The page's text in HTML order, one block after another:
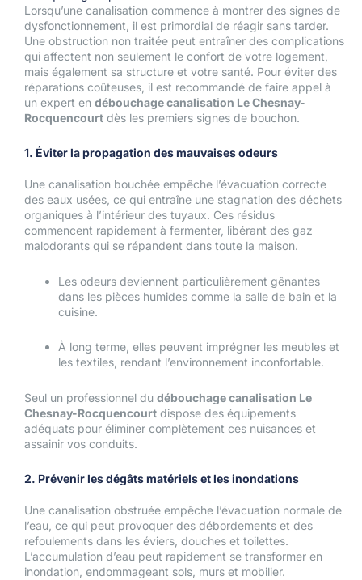
Lorsqu’une canalisation commence à montrer des signes de
dysfonctionnement, il est primordial de réagir sans tarder.
Une obstruction non traitée peut entraîner des complications
qui affectent non seulement le confort de votre logement,
mais également sa structure et votre santé. Pour éviter des
réparations coûteuses, il est recommandé de faire appel à
un expert en débouchage canalisation Le Chesnay-
Rocquencourt dès les premiers signes de bouchon.
1. Éviter la propagation des mauvaises odeurs
Une canalisation bouchée empêche l’évacuation correcte
des eaux usées, ce qui entraîne une stagnation des déchets
organiques à l’intérieur des tuyaux. Ces résidus
commencent rapidement à fermenter, libérant des gaz
malodorants qui se répandent dans toute la maison.
Les odeurs deviennent particulièrement gênantes
dans les pièces humides comme la salle de bain et la
cuisine.
À long terme, elles peuvent imprégner les meubles et
les textiles, rendant l’environnement inconfortable.
Seul un professionnel du débouchage canalisation Le
Chesnay-Rocquencourt dispose des équipements
adéquats pour éliminer complètement ces nuisances et
assainir vos conduits.
2. Prévenir les dégâts matériels et les inondations
Une canalisation obstruée empêche l’évacuation normale de
l’eau, ce qui peut provoquer des débordements et des
refoulements dans les éviers, douches et toilettes.
L’accumulation d’eau peut rapidement se transformer en
inondation, endommageant sols, murs et mobilier.